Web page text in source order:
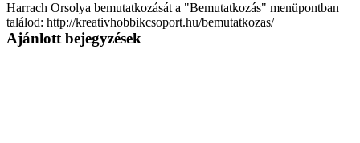
Harrach Orsolya bemutatkozását a "Bemutatkozás" menüpontban
találod: http://kreativhobbikcsoport.hu/bemutatkozas/
Ajánlott bejegyzések